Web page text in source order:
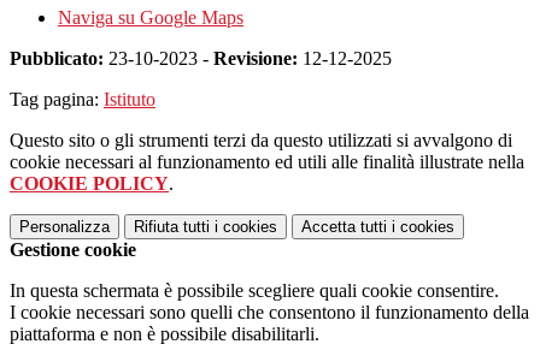
Naviga su Google Maps
Pubblicato: 23-10-2023 - Revisione: 12-12-2025
Tag pagina: Istituto
Questo sito o gli strumenti terzi da questo utilizzati si avvalgono di
cookie necessari al funzionamento ed utili alle finalità illustrate nella
COOKIE POLICY.
Personalizza Rifiuta tutti i cookies Accetta tutti i cookies
Gestione cookie
In questa schermata è possibile scegliere quali cookie consentire.
I cookie necessari sono quelli che consentono il funzionamento della
piattaforma e non è possibile disabilitarli.